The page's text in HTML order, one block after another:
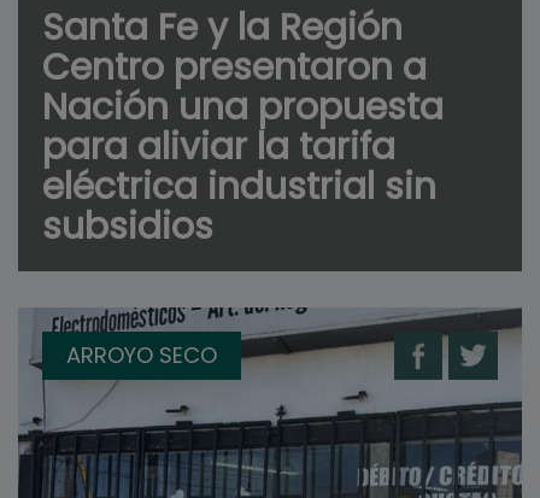
Santa Fe y la Región
Centro presentaron a
Nación una propuesta
para aliviar la tarifa
eléctrica industrial sin
subsidios
ARROYO SECO